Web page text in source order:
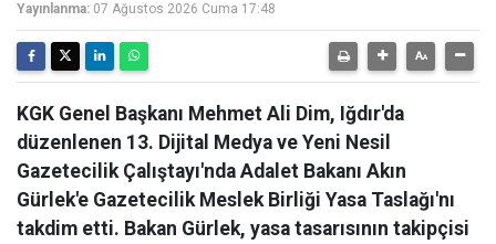
Yayınlanma: 07 Ağustos 2026 Cuma 17:48
KGK Genel Başkanı Mehmet Ali Dim, Iğdır'da
düzenlenen 13. Dijital Medya ve Yeni Nesil
Gazetecilik Çalıştayı'nda Adalet Bakanı Akın
Gürlek'e Gazetecilik Meslek Birliği Yasa Taslağı'nı
takdim etti. Bakan Gürlek, yasa tasarısının takipçisi